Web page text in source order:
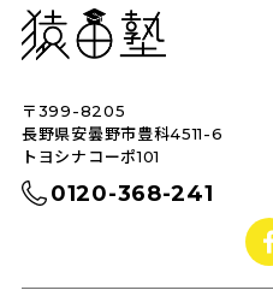
猿田塾
〒399-8205
長野県安曇野市豊科4511-6
トヨシナコーポ101
0120-368-241